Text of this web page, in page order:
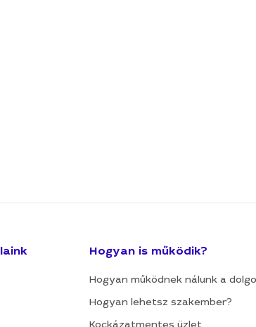
Hogyan is működik?
Hogyan működnek nálunk a
Hogyan lehetsz szakember?
Kockázatmentes üzlet